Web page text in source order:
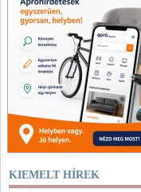
KIEMELT HÍREK